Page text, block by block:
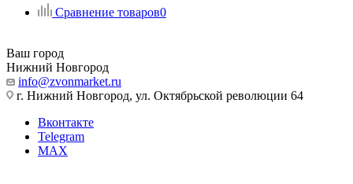
Сравнение товаров0
Ваш город
Нижний Новгород
info@zvonmarket.ru
г. Нижний Новгород, ул. Октябрьской революции 64
Вконтакте
Telegram
MAX